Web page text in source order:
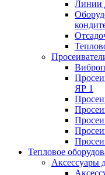
Линии
ЯР 1
Тепловое
Аксессуары